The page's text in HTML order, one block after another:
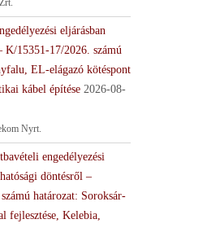
eljárásban
K/15351-17/2026. számú
EL-elágazó kötéspont
kábel építése 2026-08-
Nyrt.
engedélyezési
döntésről –
határozat: Soroksár-
fejlesztése, Kelebia,